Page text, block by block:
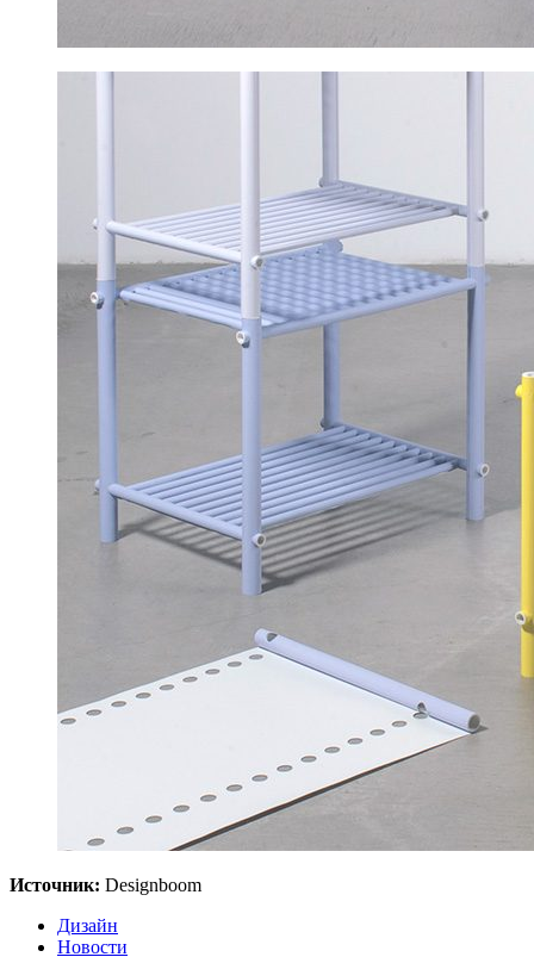
Источник: Designboom
Дизайн
Новости